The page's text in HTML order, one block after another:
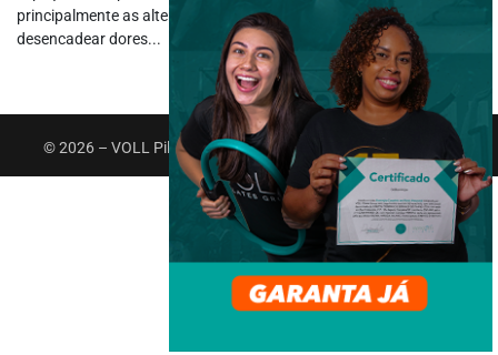
principalmente as alterações no sistema locomotor, podem
desencadear dores...
© 2026 – VOLL Pilates Group. Todos os direitos reservados.